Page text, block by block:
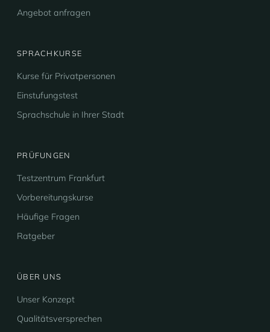
Angebot anfragen
SPRACHKURSE
Kurse für Privatpersonen
Einstufungstest
Sprachschule in Ihrer Stadt
PRÜFUNGEN
Testzentrum Frankfurt
Vorbereitungskurse
Häufige Fragen
Ratgeber
ÜBER UNS
Unser Konzept
Qualitätsversprechen